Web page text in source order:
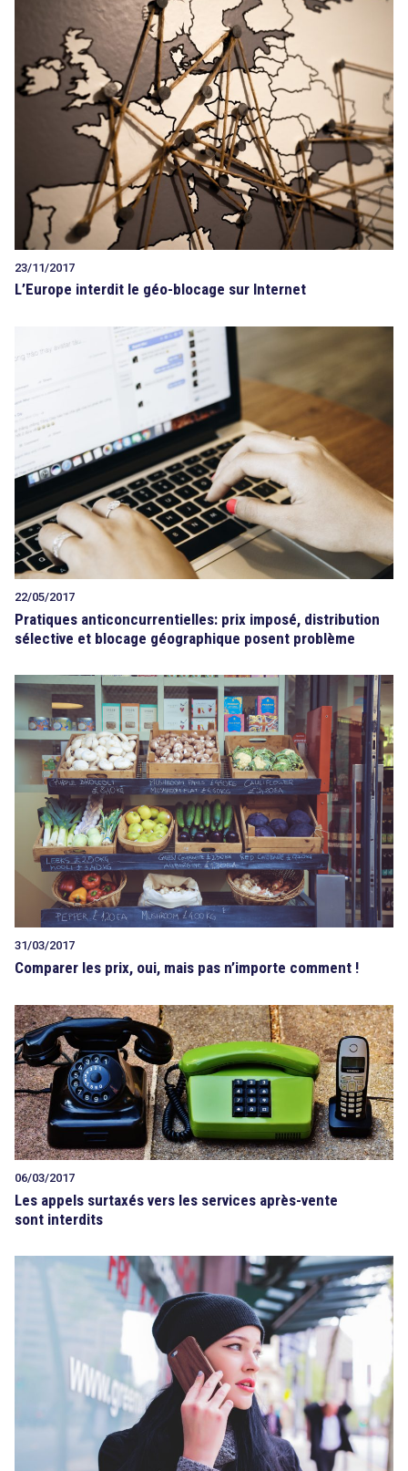
23/11/2017
L’Europe interdit le géo-blocage sur Internet
22/05/2017
Pratiques anticoncurrentielles: prix imposé, distribution
sélective et blocage géographique posent problème
31/03/2017
Comparer les prix, oui, mais pas n’importe comment !
06/03/2017
Les appels surtaxés vers les services après-vente
sont interdits